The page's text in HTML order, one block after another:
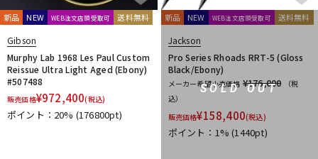
新品 NEW WEB注文店頭受取可 送料無料
Gibson
Murphy Lab 1968 Les Paul Custom
Reissue Ultra Light Aged (Ebony)
#507488
販売価格¥972,400(税込)
ポイント：20% (176800pt)
SOLD OUT
新品 NEW WEB注文店頭受取可 送料無料
Jackson
Pro Series Rhoads RRT-5 (Gloss
Black/Ebony)
メーカー希望小売価格 ¥176,000
（税
込）
販売価格¥158,400(税込)
ポイント：1%(1440pt)